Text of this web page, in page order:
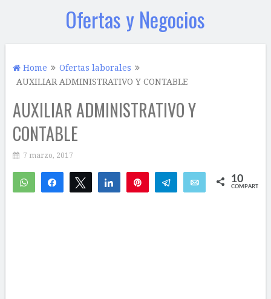
Ofertas y Negocios
Home
Ofertas laborales
AUXILIAR ADMINISTRATIVO Y CONTABLE
AUXILIAR ADMINISTRATIVO Y
CONTABLE
7 marzo, 2017
WhatsAppCompartirTwittear Compartir Telegram Email 10
COMPARTIR